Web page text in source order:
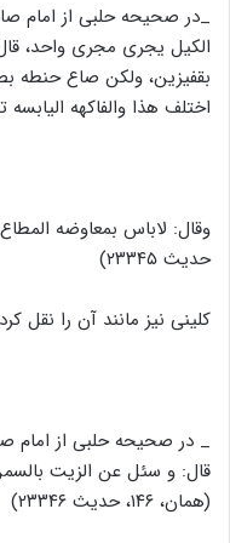
_در صحیحه حلبی از امام
الکیل یجری مجری واحد،
بقفیزین، ولکن صاع حنطه
اختلف هذا والفاکهه
حدیث ۲۳۳۴۵)
کلینی نیز مانند آن را نقل
_ در صحیحه حلبی از امام
قال: و سئل عن الزیت
(همان، ۱۴۶، حدیث ۲۳۳۴۶)